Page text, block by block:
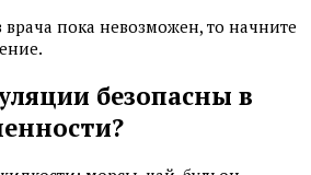
врача пока невозможен, то начните
безопасны в